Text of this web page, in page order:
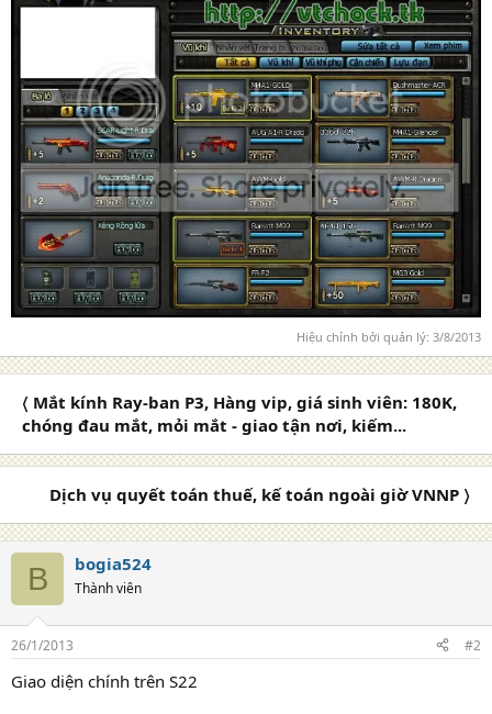
Hiệu chỉnh bởi quản lý: 3/8/2013
〈 Mắt kính Ray-ban P3, Hàng vip, giá sinh viên: 180K,
chóng đau mắt, mỏi mắt - giao tận nơi, kiếm...
Dịch vụ quyết toán thuế, kế toán ngoài giờ VNNP 〉
B bogia524
Thành viên
26/1/2013 #2
Giao diện chính trên S22